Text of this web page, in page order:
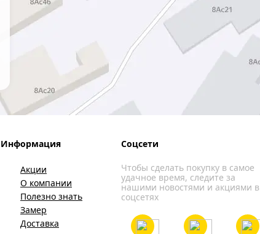
Информация
Акции
О компании
Полезно знать
Замер
Доставка
Соцсети
Чтобы сделать покупку в самое
удачное время, следите за
нашими новостями и акциями в
соцсетях